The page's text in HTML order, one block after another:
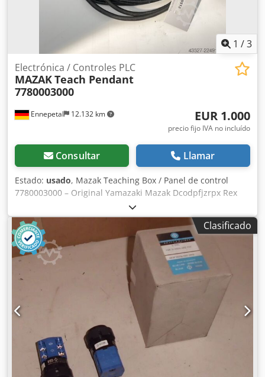
1 /3
Ennepetal 12.132 km
Electrónica / Controles PLC
MAZAKTeach Pendant
7780003000
EUR 1.000
precio fijo IVA no incluído
Consultar Llamar
Estado: usado, Mazak Teaching Box / Panel de control
7780003000 – Original Yamazaki Mazak Dcodpfjzrpx Rex
Adzjk Se ofrece a la venta un panel de control Mazak
Teaching Box / Teach Pendant original, con el número de
pieza 7780003000 (B-02), de Yamazaki Mazak Corporation.
El dispositivo de control manual se encuentra en perfecto
estado de funcionamiento y opera correctamente.
Visualmente, presenta únicamente las típicas señales de
uso relacionadas con el paso del tiempo y el uso (véase las
fotos). Datos técnicos: Fabricante: Yamazaki Mazak
Corporation Número de pieza: 7780003000 Pieza de
repuesto original Mazak Fabricado en Japón Estado: Usado
Perfecto estado técnico y totalmente funcional La pantalla,
los botones y el botón de parada de emergencia funcionan
correctamente Señales de uso normales en la carcasa y el
cable (véase las imágenes) Contenido del envío: 1 × Mazak
Clasificado